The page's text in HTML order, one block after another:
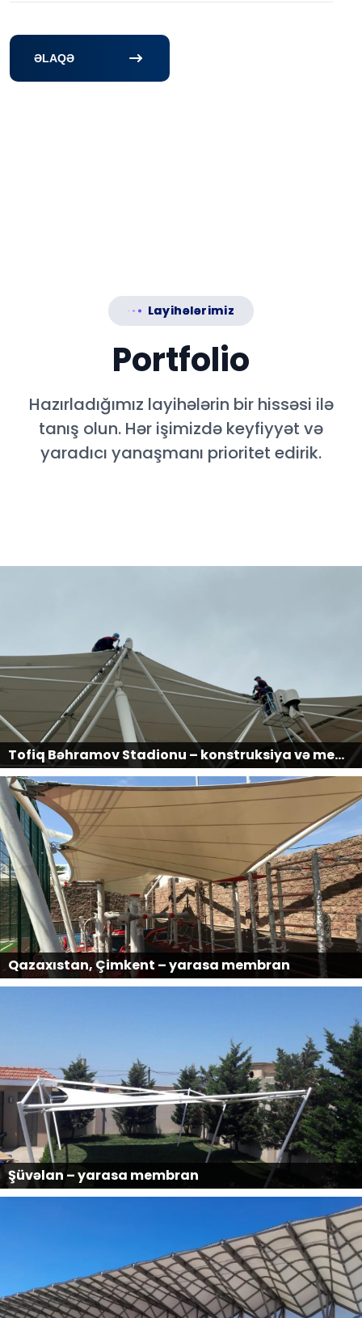
ƏLAQƏ
Layihələrimiz
Portfolio
Hazırladığımız layihələrin bir hissəsi ilə
tanış olun. Hər işimizdə keyfiyyət və
yaradıcı yanaşmanı prioritet edirik.
Tofiq Bəhramov Stadionu – konstruksiya və membran hissəsinin yenilənməsi
Qazaxıstan, Çimkent – yarasa membran
Şüvəlan – yarasa membran